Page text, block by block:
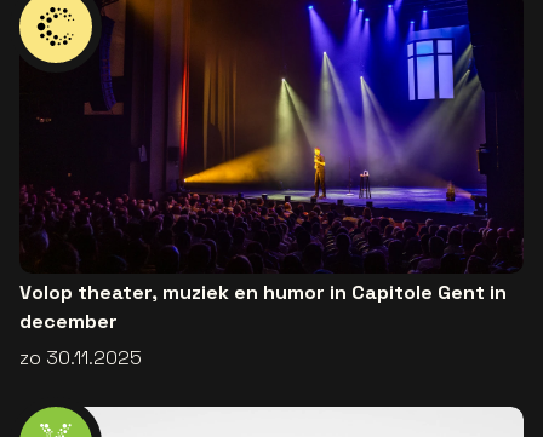
Volop theater, muziek en humor in Capitole Gent in
december
zo 30.11.2025